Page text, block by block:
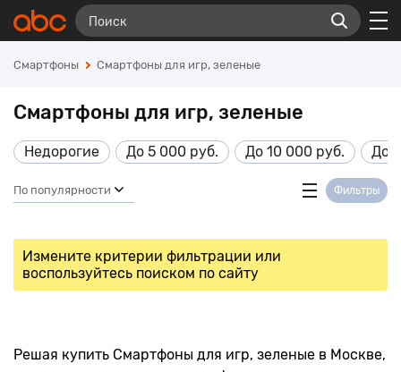
Смартфоны Смартфоны для игр, зеленые
Смартфоны для игр, зеленые
Недорогие До 5 000 руб. До 10 000 руб. До
По популярности Фильтры
Измените критерии фильтрации или
воспользуйтесь поиском по сайту
Решая купить Смартфоны для игр, зеленые в Москве,